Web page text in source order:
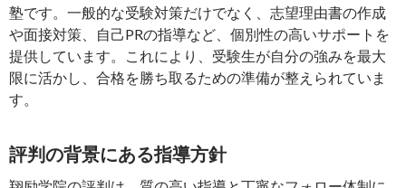
塾です。一般的な受験対策だけでなく、志望理由書の作成
や面接対策、自己PRの指導など、個別性の高いサポートを
提供しています。これにより、受験生が自分の強みを最大
限に活かし、合格を勝ち取るための準備が整えられていま
す。
評判の背景にある指導方針